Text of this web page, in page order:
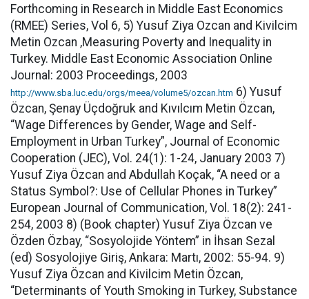
Forthcoming in Research in Middle East Economics
(RMEE) Series, Vol 6, 5) Yusuf Ziya Ozcan and Kivilcim
Metin Ozcan ,Measuring Poverty and Inequality in
Turkey. Middle East Economic Association Online
Journal: 2003 Proceedings, 2003
http://www.sba.luc.edu/orgs/meea/volume5/ozcan.htm 6) Yusuf
Özcan, Şenay Üçdoğruk and Kıvılcım Metin Özcan,
“Wage Differences by Gender, Wage and Self-
Employment in Urban Turkey”, Journal of Economic
Cooperation (JEC), Vol. 24(1): 1-24, January 2003 7)
Yusuf Ziya Özcan and Abdullah Koçak, “A need or a
Status Symbol?: Use of Cellular Phones in Turkey”
European Journal of Communication, Vol. 18(2): 241-
254, 2003 8) (Book chapter) Yusuf Ziya Özcan ve
Özden Özbay, “Sosyolojide Yöntem” in İhsan Sezal
(ed) Sosyolojiye Giriş, Ankara: Martı, 2002: 55-94. 9)
Yusuf Ziya Özcan and Kivilcim Metin Özcan,
“Determinants of Youth Smoking in Turkey, Substance